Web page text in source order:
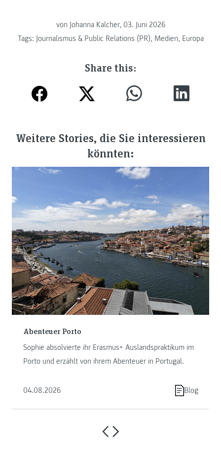
von Johanna Kalcher, 03. Juni 2026
Tags: Journalismus & Public Relations (PR), Medien, Europa
Share this:
Weitere Stories, die Sie interessieren
könnten:
Abenteuer Porto
Sophie absolvierte ihr Erasmus+ Auslandspraktikum im
Porto und erzählt von ihrem Abenteuer in Portugal.
04.08.2026 Blog